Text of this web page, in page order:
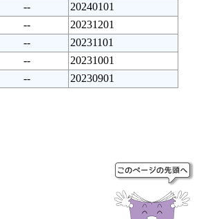
--
20240101
--
20231201
--
20231101
--
20231001
--
20230901